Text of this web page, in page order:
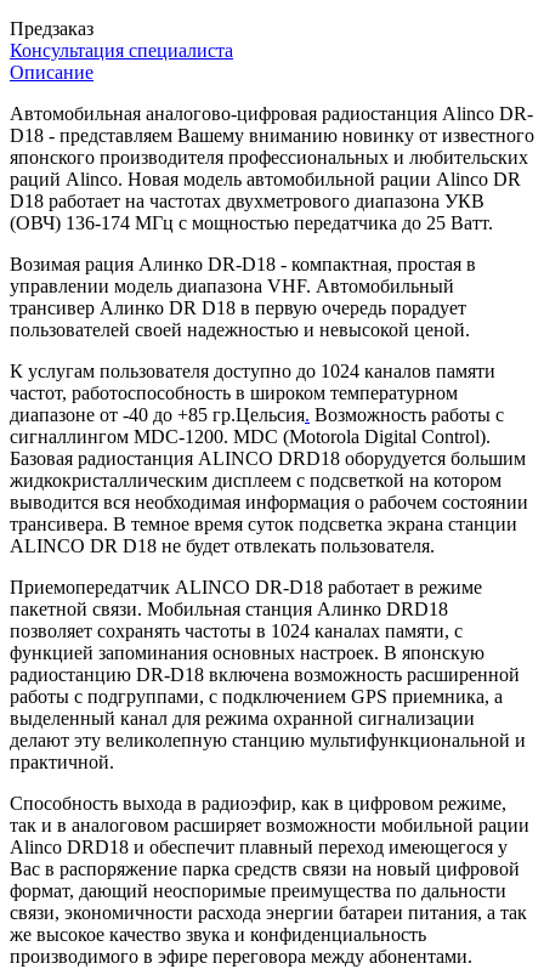
Предзаказ
Консультация специалиста
Описание
Автомобильная аналогово-цифровая радиостанция Alinco DR-
D18 - представляем Вашему вниманию новинку от известного
японского производителя профессиональных и любительских
раций Alinco. Новая модель автомобильной рации Alinco DR
D18 работает на частотах двухметрового диапазона УКВ
(ОВЧ) 136-174 МГц с мощностью передатчика до 25 Ватт.
Возимая рация Алинко DR-D18 - компактная, простая в
управлении модель диапазона VHF. Автомобильный
трансивер Алинко DR D18 в первую очередь порадует
пользователей своей надежностью и невысокой ценой.
К услугам пользователя доступно до 1024 каналов памяти
частот, работоспособность в широком температурном
диапазоне от -40 до +85 гр.Цельсия. Возможность работы с
сигналлингом MDC-1200. MDC (Motorola Digital Control).
Базовая радиостанция ALINCO DRD18 оборудуется большим
жидкокристаллическим дисплеем с подсветкой на котором
выводится вся необходимая информация о рабочем состоянии
трансивера. В темное время суток подсветка экрана станции
ALINCO DR D18 не будет отвлекать пользователя.
Приемопередатчик ALINCO DR-D18 работает в режиме
пакетной связи. Мобильная станция Алинко DRD18
позволяет сохранять частоты в 1024 каналах памяти, с
функцией запоминания основных настроек. В японскую
радиостанцию DR-D18 включена возможность расширенной
работы с подгруппами, с подключением GPS приемника, а
выделенный канал для режима охранной сигнализации
делают эту великолепную станцию мультифункциональной и
практичной.
Способность выхода в радиоэфир, как в цифровом режиме,
так и в аналоговом расширяет возможности мобильной рации
Alinco DRD18 и обеспечит плавный переход имеющегося у
Вас в распоряжение парка средств связи на новый цифровой
формат, дающий неоспоримые преимущества по дальности
связи, экономичности расхода энергии батареи питания, а так
же высокое качество звука и конфиденциальность
производимого в эфире переговора между абонентами.